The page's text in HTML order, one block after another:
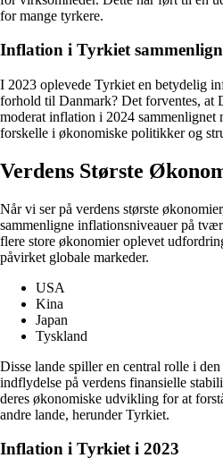
for mange tyrkere.
Inflation i Tyrkiet
I 2023 oplevede Tyrkiet en betydelig
forhold til Danmark? Det forventes, at
moderat inflation i 2024 sammenlignet
forskelle i økonomiske politikker og
Verdens Største
Når vi ser på verdens største
sammenligne inflationsniveauer på
flere store økonomier oplevet
påvirket globale markeder.
USA
Kina
Japan
Tyskland
Disse lande spiller en central rolle i
indflydelse på verdens finansielle
deres økonomiske udvikling for at
andre lande, herunder Tyrkiet.
Inflation i Tyrkiet i 2023